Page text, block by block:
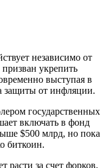
независимо от
укрепить
выступая в
защиты от инфляции.
государственных
включать в фонд
$500 млрд, но пока
биткоин.
за счет форков,